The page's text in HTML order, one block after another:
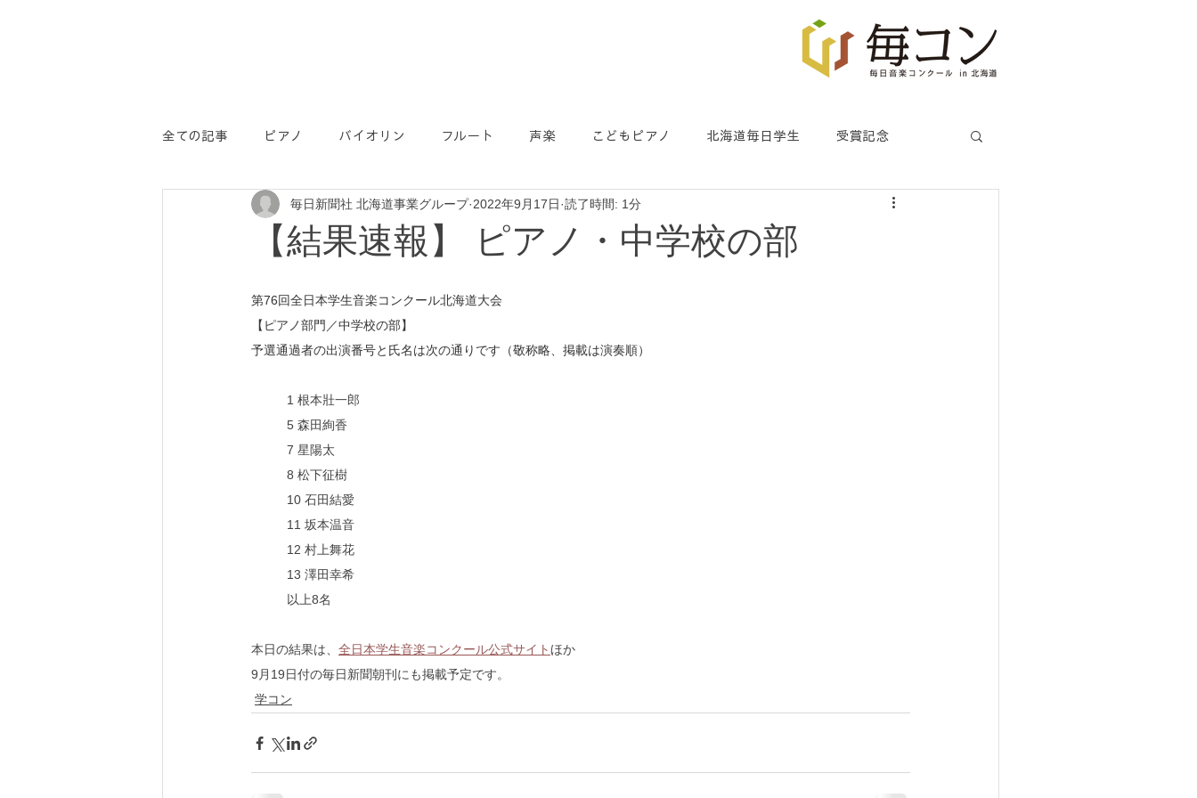
全ての記事 ピアノ バイオリン フルート 声楽 こどもピアノ 北海道毎日学生 受賞記念
PR
【結果速報】 ピアノ・中学校の部
毎日新聞社 北海道事業グループ 2022年9月17日 読了時間: 1分
第76回全日本学生音楽コンクール北海道大会
【ピアノ部門／中学校の部】
予選通過者の出演番号と氏名は次の通りです（敬称略、掲載は演奏順）
1 根本壯一郎
5 森田絢香
7 星陽太
8 松下征樹
10 石田結愛
11 坂本温音
12 村上舞花
13 澤田幸希
以上8名
本日の結果は、 全日本学生音楽コンクール公式サイトほか
9月19日付の毎日新聞朝刊にも掲載予定です。
学コン